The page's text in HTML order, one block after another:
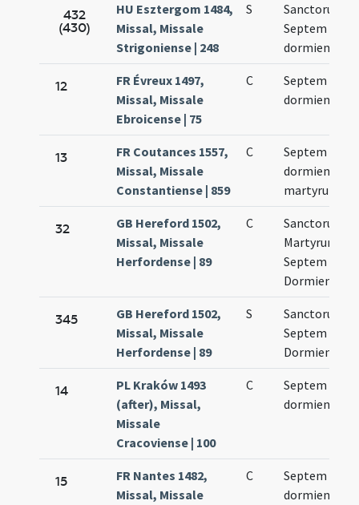
432
(430)
HU Esztergom 1484,
Missal, Missale
Strigoniense | 248
S
Sanctorum
Septem
dormientium
12
FR Évreux 1497,
Missal, Missale
Ebroicense | 75
C
Septem
dormientium
13
FR Coutances 1557,
Missal, Missale
Constantiense | 859
C
Septem
dormientium
martyrum
32
GB Hereford 1502,
Missal, Missale
Herfordense | 89
C
Sanctorum
Martyrum
Septem
Dormientium
345
GB Hereford 1502,
Missal, Missale
Herfordense | 89
S
Sanctorum
Septem
Dormientium
14
PL Kraków 1493
(after), Missal,
Missale
Cracoviense | 100
C
Septem
dormientium
15
FR Nantes 1482,
Missal, Missale
C
Septem
dormientium